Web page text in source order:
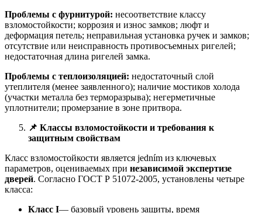
Проблемы с фурнитурой: несоответствие классу
взломостойкости; коррозия и износ замков; люфт и
деформация петель; неправильная установка ручек и замков;
отсутствие или неисправность противосъемных ригелей;
недостаточная длина ригелей замка.
Проблемы с теплоизоляцией: недостаточный слой
утеплителя (менее заявленного); наличие мостиков холода
(участки металла без терморазрыва); негерметичные
уплотнители; промерзание в зоне притвора.
📌 Классы взломостойкости и требования к
защитным свойствам
Класс взломостойкости является jedním из ключевых
параметров, оцениваемых при независимой экспертизе
дверей. Согласно ГОСТ Р 51072-2005, установлены четыре
класса:
Класс I— базовый уровень защиты, время